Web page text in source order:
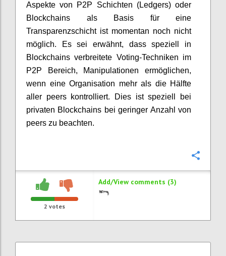
Aspekte von P2P Schichten (Ledgers) oder
Blockchains als Basis für eine
Transparenzschicht ist momentan noch nicht
möglich. Es sei erwähnt, dass speziell in
Blockchains verbreitete Voting-Techniken im
P2P Bereich, Manipulationen ermöglichen,
wenn eine Organisation mehr als die Hälfte
aller peers kontrolliert. Dies ist speziell bei
privaten Blockchains bei geringer Anzahl von
peers zu beachten.
2 votes
Add/View comments (3)